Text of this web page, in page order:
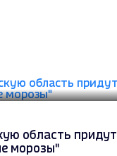
область придут
морозы"